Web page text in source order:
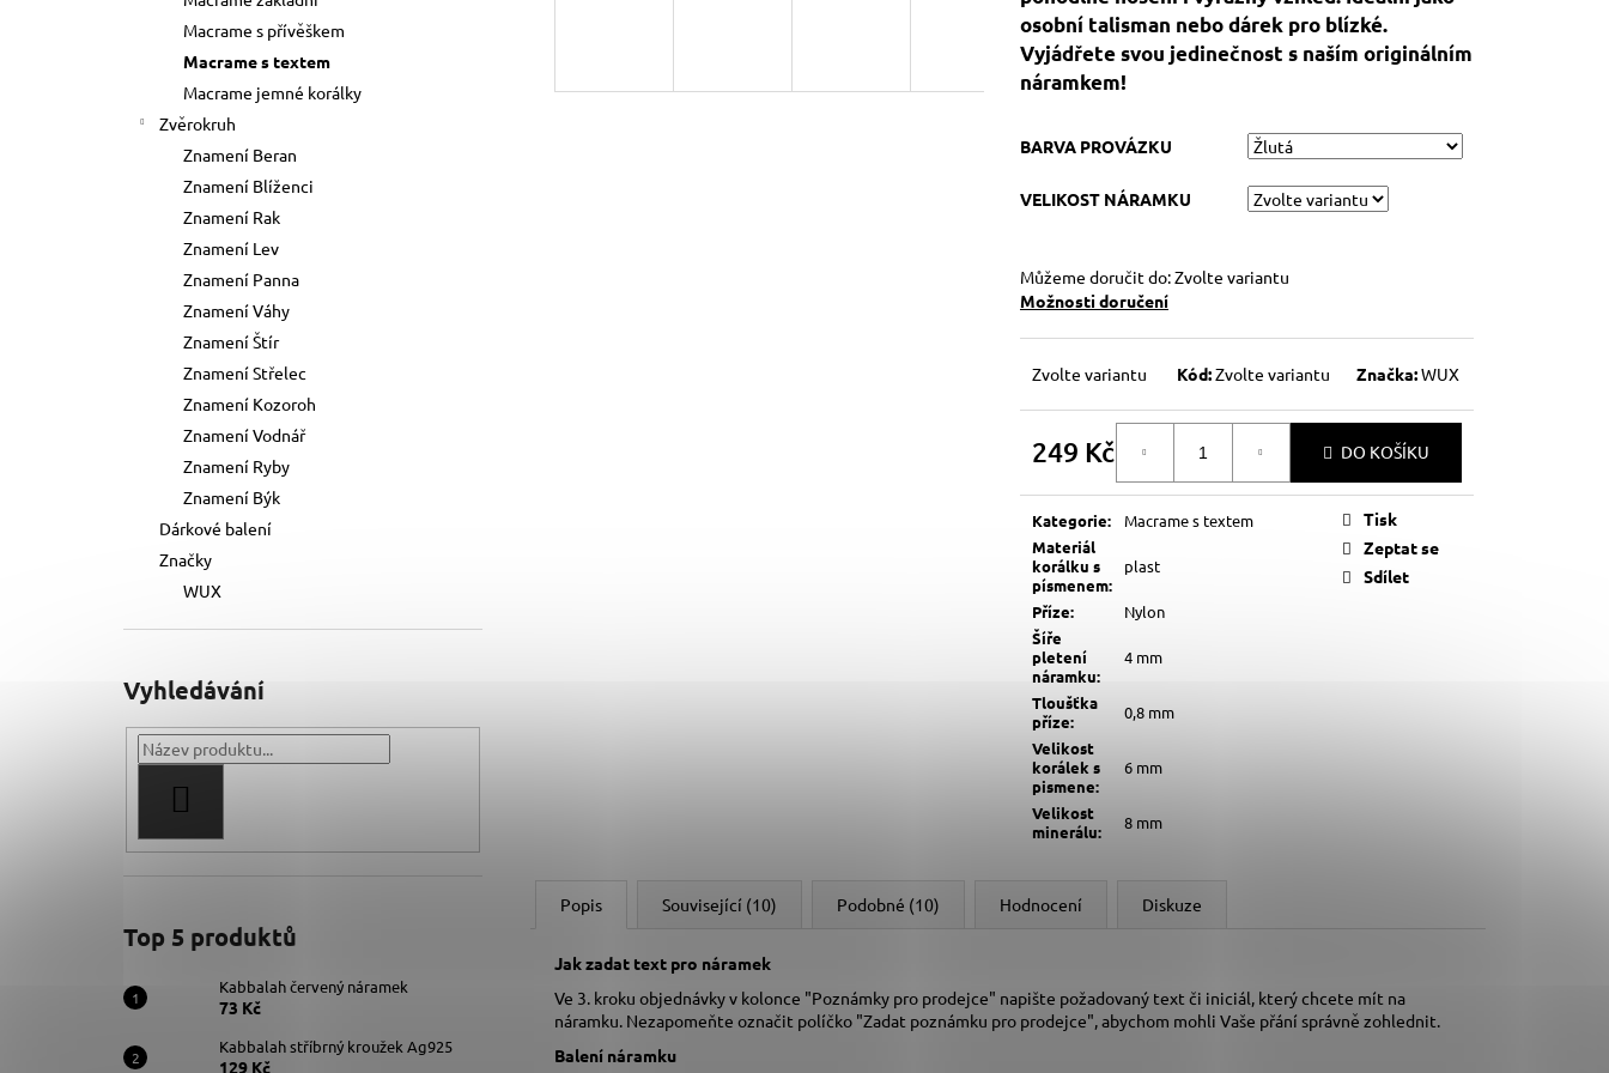
Macrame s přívěškem
Macrame s textem
Macrame jemné korálky
Zvěrokruh
Znamení Beran
Znamení Blíženci
Znamení Rak
Znamení Lev
Znamení Panna
Znamení Váhy
Znamení Štír
Znamení Střelec
Znamení Kozoroh
Znamení Vodnář
Znamení Ryby
Znamení Býk
Dárkové balení
Značky
WUX
Vyhledávání
Top 5 produktů
Kabbalah červený náramek
73 Kč
Kabbalah stříbrný kroužek Ag925
129 Kč
osobní talisman nebo dárek pro blízké.
Vyjádřete svou jedinečnost s naším originálním
náramkem!
BARVA PROVÁZKU
VELIKOST NÁRAMKU
Můžeme doručit do:Zvolte variantu
Možnosti doručení
Zvolte variantu Kód:Zvolte variantu Značka:WUX
249 Kč
cena:
DO KOŠÍKU
Kategorie:
Macrame s textem
Materiál
korálku s
písmenem:
plast
Příze:
Nylon
Šíře
pletení
náramku:
4 mm
Tloušťka
příze:
0,8 mm
Velikost
korálek s
pismene:
6 mm
Velikost
minerálu: 8 mm
Tisk
Zeptat se
Sdílet
Popis Související (10) Podobné (10) Hodnocení Diskuze
Jak zadat text pro náramek
Ve 3. kroku objednávky v kolonce "Poznámky pro prodejce" napište požadovaný text či iniciál, který chcete mít na
náramku. Nezapomeňte označit políčko "Zadat poznámku pro prodejce", abychom mohli Vaše přání správně zohlednit.
Balení náramku
Původně: 89 Kč 149 Kč